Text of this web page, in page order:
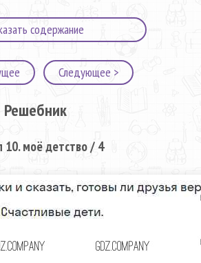
содержание
Следующее >
Решебник
10. моё детство / 4